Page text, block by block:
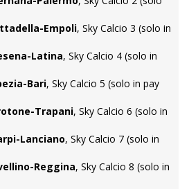
Empoli, Sky Calcio 3 (solo in
Latina, Sky Calcio 4 (solo in
Bari, Sky Calcio 5 (solo in pay
Trapani, Sky Calcio 6 (solo in
Lanciano, Sky Calcio 7 (solo in
Reggina, Sky Calcio 8 (solo in